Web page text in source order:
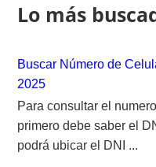
Lo más
Buscar Número de
2025
Para consultar el
primero debe saber el
podrá ubicar el DNI ...